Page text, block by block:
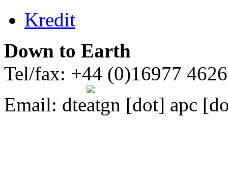
Kredit
Down to Earth
Tel/fax: +44 (0)16977
Email: dte gn [dot] apc